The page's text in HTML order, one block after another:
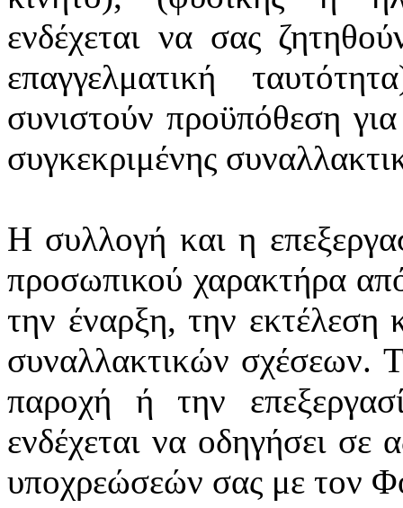
ενδέχεται να σας
επαγγελματική
συνιστούν προϋπόθεση
συγκεκριμένης
Η συλλογή και η
προσωπικού χαρακτήρα
την έναρξη, την εκτέλεση
συναλλακτικών σχέσεων.
παροχή ή την
ενδέχεται να οδηγήσει σε
υποχρεώσεών σας με τον